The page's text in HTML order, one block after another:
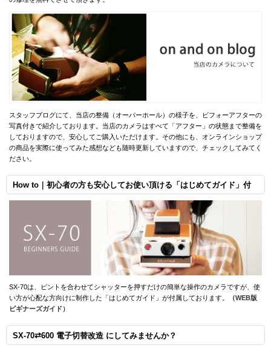
スタッフブログにて、当店の整備（オーバーホール）の様子を、ビフォーアフターの
写真付きで紹介しております。当店のカメラはすべて「アフター」の状態まで整備を
しておりますので、安心してご購入いただけます。その他にも、オンラインショップ
の商品を実際に使ってみた感想なども随時更新していますので、チェックしてみてく
ださい。
How to｜初心者の方も安心してお使い頂ける「はじめてガイド」付
SX-70は、ピントを合わせてシャッターを押すだけの簡単な操作のカメラですが、使
い方が心配な方向けに制作した「はじめてガイド」が付属しております。
（WEB版
ビギナーズガイド）
SX-70⇄600 電子切替改造 にしてみませんか？